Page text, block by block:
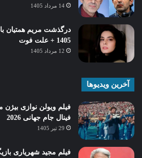
14 مرداد 1405
1405 + علت فوت
12 مرداد 1405
آخرین ویدیوها
فیلم ویولن نوازی
فینال جام جهانی 2026
29 تیر 1405
فیلم مجید شهریاری